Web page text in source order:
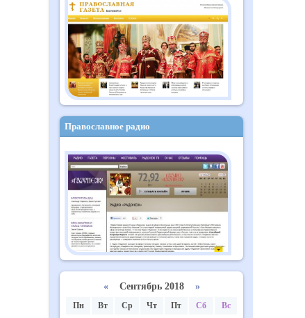
Православное радио
«Сентябрь 2018 »
Пн Вт Ср Чт Пт Сб
Вс